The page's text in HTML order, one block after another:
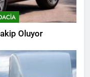
Oluyor